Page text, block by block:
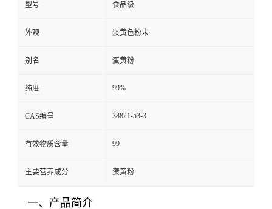
型号 食品级
外观 淡黄色粉末
别名 蛋黄粉
纯度 99%
CAS编号 38821-53-3
有效物质含量 99
主要营养成分 蛋黄粉
一、产品简介